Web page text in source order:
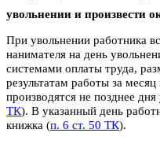
увольнении и произвести
При увольнении работника
нанимателя на день
системами оплаты труда,
результатам работы за
производятся не позднее
ТК). В указанный день
книжка (п. 6 ст. 50 ТК).